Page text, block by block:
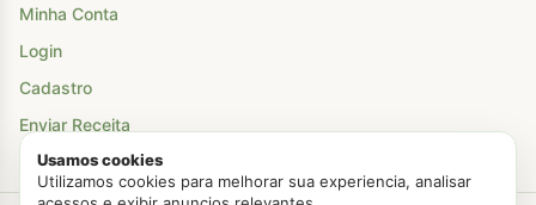
Minha Conta
Login
Cadastro
Enviar Receita
Usamos cookies
Utilizamos cookies para melhorar sua experiencia, analisar